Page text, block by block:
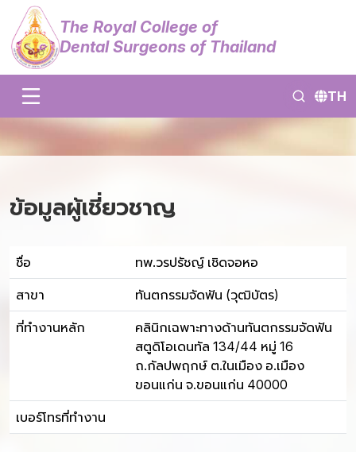
The Royal College of
Dental Surgeons of Thailand
TH
ข้อมูลผู้เชี่ยวชาญ
ชื่อ ทพ.วรปรัชญ์ เชิดจอหอ
สาขา ทันตกรรมจัดฟัน (วุฒิบัตร)
ที่ทำงานหลัก
คลินิกเฉพาะทางด้านทันตกรรมจัดฟัน
สตูดิโอเดนทัล 134/44 หมู่ 16
ถ.กัลปพฤกษ์ ต.ในเมือง อ.เมือง
ขอนแก่น จ.ขอนแก่น 40000
เบอร์โทรที่ทำงาน